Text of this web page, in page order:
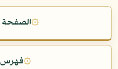
۞الصفحة
۞فهرس